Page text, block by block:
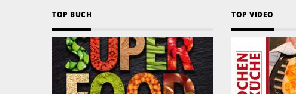
TOP BUCH TOP VIDEO